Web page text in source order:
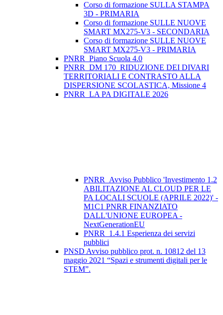
Corso di formazione SULLA STAMPA
3D - PRIMARIA
Corso di formazione SULLE NUOVE
SMART MX275-V3 - SECONDARIA
Corso di formazione SULLE NUOVE
SMART MX275-V3 - PRIMARIA
PNRR_Piano Scuola 4.0
PNRR_DM 170_RIDUZIONE DEI DIVARI
TERRITORIALI E CONTRASTO ALLA
DISPERSIONE SCOLASTICA, Missione 4
PNRR_LA PA DIGITALE 2026
PNRR_Avviso Pubblico 'Investimento 1.2
ABILITAZIONE AL CLOUD PER LE
PA LOCALI SCUOLE (APRILE 2022)' -
M1C1 PNRR FINANZIATO
DALL'UNIONE EUROPEA -
NextGenerationEU
PNRR_1.4.1 Esperienza dei servizi
pubblici
PNSD Avviso pubblico prot. n. 10812 del 13
maggio 2021 “Spazi e strumenti digitali per le
STEM”.